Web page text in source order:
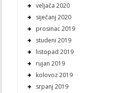
veljača 2020
siječanj 2020
prosinac 2019
studeni 2019
listopad 2019
rujan 2019
kolovoz 2019
srpanj 2019